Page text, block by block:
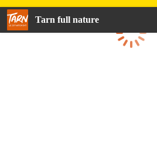
Tarn full nature
Loading